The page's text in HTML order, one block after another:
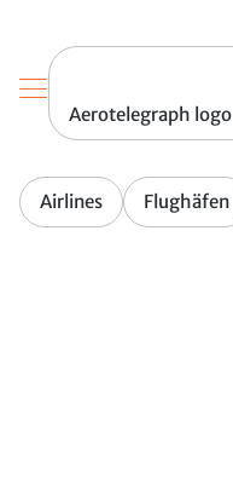
Aerotelegraph logo
Airlines Flughäfen